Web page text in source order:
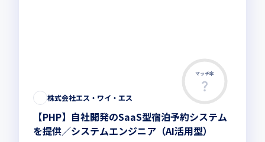
マッチ率
株式会社エス・ワイ・エス
【PHP】自社開発のSaaS型宿泊予約システム
を提供／システムエンジニア（AI活用型）